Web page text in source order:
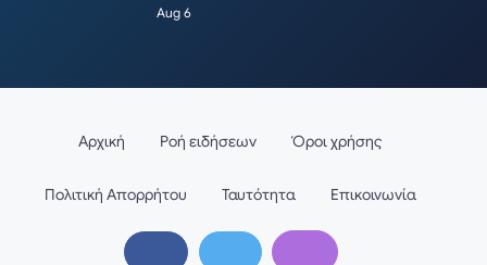
Aug 6
Αρχική Ροή ειδήσεων Όροι χρήσης
Πολιτική Απορρήτου Ταυτότητα Επικοινωνία